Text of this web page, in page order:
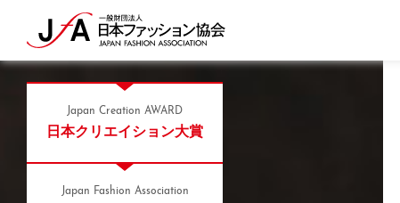
Japan Creation AWARD
日本クリエイション大賞
Japan Fashion Association